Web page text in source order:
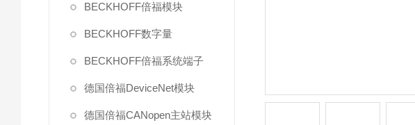
BECKHOFF倍福模块
BECKHOFF数字量
BECKHOFF倍福系统端子
德国倍福DeviceNet模块
德国倍福CANopen主站模块